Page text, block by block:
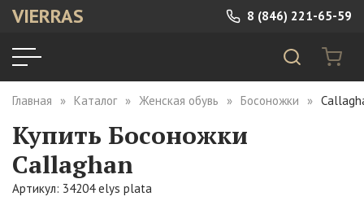
VIERRAS 8 (846) 221-65-59
Главная Каталог Женская обувь Босоножки
Купить Босоножки
Callaghan
Артикул: 34204 elys plata